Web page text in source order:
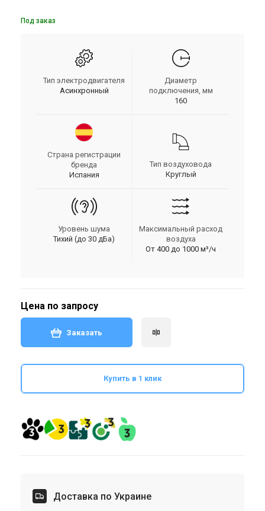
Под заказ
Тип электродвигателя
Асинхронный
Диаметр
подключения, мм
160
Страна регистрации
бренда
Испания
Тип воздуховода
Круглый
Уровень шума
Тихий (до 30 дБа)
Максимальный расход
воздуха
От 400 до 1000 м³/ч
Цена по запросу
Заказать
Купить в 1 клик
Доставка по Украине